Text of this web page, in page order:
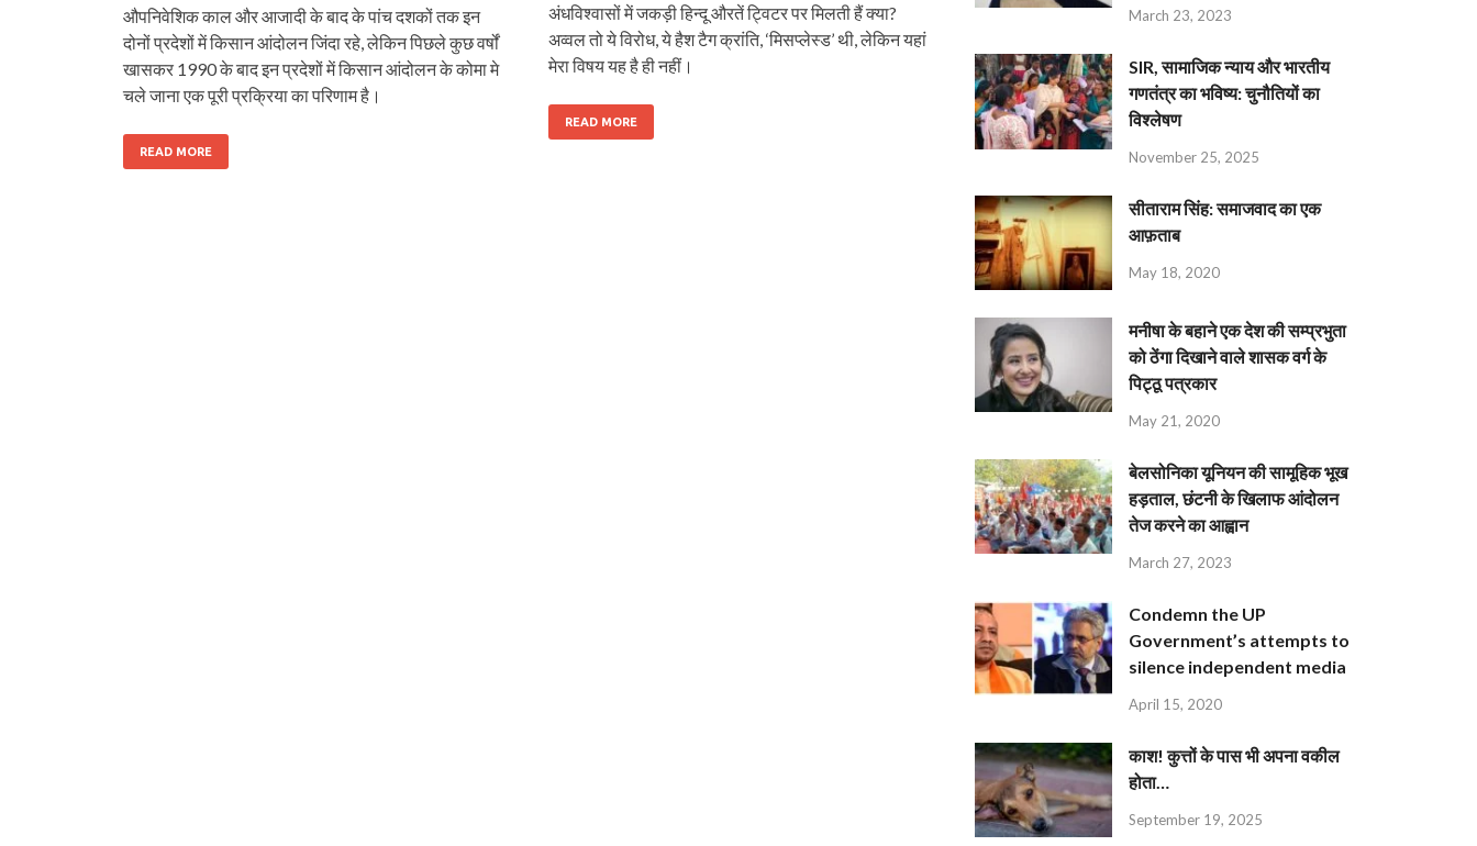
औपनिवेशिक काल और आजादी के बाद के पांच दशकों तक इन
दोनों प्रदेशों में किसान आंदोलन जिंदा रहे, लेकिन पिछले कुछ वर्षों
खासकर 1990 के बाद इन प्रदेशों में किसान आंदोलन के कोमा मे
चले जाना एक पूरी प्रक्रिया का परिणाम है।
READ MORE
अंधविश्वासों में जकड़ी हिन्दू औरतें ट्विटर पर मिलती हैं क्या?
अव्वल तो ये विरोध, ये हैश टैग क्रांति, ‘मिसप्‍लेस्‍ड’ थी, लेकिन यहां
मेरा विषय यह है ही नहीं।
READ MORE
March 23, 2023
SIR, सामाजिक न्याय और भारतीय
गणतंत्र का भविष्य: चुनौतियों का
विश्लेषण
November 25, 2025
सीताराम सिंह: समाजवाद का एक
आफ़ताब
May 18, 2020
मनीषा के बहाने एक देश की सम्प्रभुता
को ठेंगा दिखाने वाले शासक वर्ग के
पिट्ठू पत्रकार
May 21, 2020
बेलसोनिका यूनियन की सामूहिक भूख
हड़ताल, छंटनी के खिलाफ आंदोलन
तेज करने का आह्वान
March 27, 2023
Condemn the UP
Government’s attempts to
silence independent media
April 15, 2020
काश! कुत्तों के पास भी अपना वकील
होता…
September 19, 2025